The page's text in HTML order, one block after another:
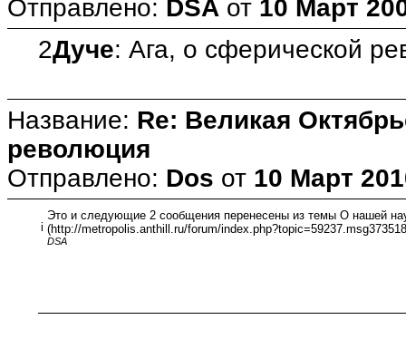
Отправлено: DSA от 10 Март
2Дуче: Ага, о сферической
Название: Re: Великая
революция
Отправлено: Dos от 10 Март
i
Это и следующие 2 сообщения перенесены из темы О нашей
(http://metropolis.anthill.ru/forum/
DSA